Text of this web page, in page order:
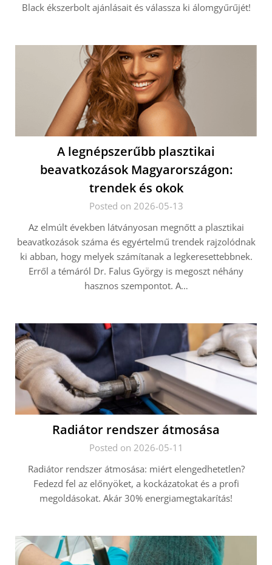
Black ékszerbolt ajánlásait és válassza ki álomgyűrűjét!
A legnépszerűbb plasztikai
beavatkozások Magyarországon:
trendek és okok
Posted on 2026-05-13
Az elmúlt években látványosan megnőtt a plasztikai
beavatkozások száma és egyértelmű trendek rajzolódnak
ki abban, hogy melyek számítanak a legkeresettebbnek.
Erről a témáról Dr. Falus György is megoszt néhány
hasznos szempontot. A…
Radiátor rendszer átmosása
Posted on 2026-05-11
Radiátor rendszer átmosása: miért elengedhetetlen?
Fedezd fel az előnyöket, a kockázatokat és a profi
megoldásokat. Akár 30% energiamegtakarítás!